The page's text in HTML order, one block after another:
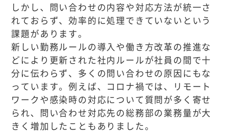
しかし、問い合わせの内容や対応方法が統一さ
れておらず、効率的に処理できていないという
課題があります。
新しい勤務ルールの導入や働き方改革の推進な
どにより更新された社内ルールが社員の間で十
分に伝わらず、多くの問い合わせの原因にもな
っています。例えば、コロナ禍では、リモート
ワークや感染時の対応について質問が多く寄せ
られ、問い合わせ対応先の総務部の業務量が大
きく増加したこともありました。